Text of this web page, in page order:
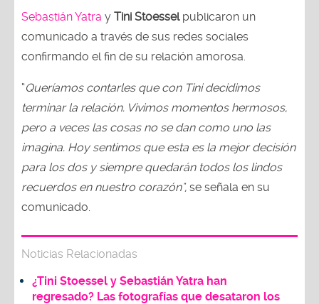
Sebastián Yatra y Tini Stoessel publicaron un
comunicado a través de sus redes sociales
confirmando el fin de su relación amorosa.
“Queríamos contarles que con Tini decidimos
terminar la relación. Vivimos momentos hermosos,
pero a veces las cosas no se dan como uno las
imagina. Hoy sentimos que esta es la mejor decisión
para los dos y siempre quedarán todos los lindos
recuerdos en nuestro corazón", se señala en su
comunicado.
Noticias Relacionadas
¿Tini Stoessel y Sebastián Yatra han
regresado? Las fotografías que desataron los